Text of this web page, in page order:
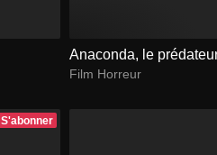
Anaconda, le
Film Horreur
S'abonner